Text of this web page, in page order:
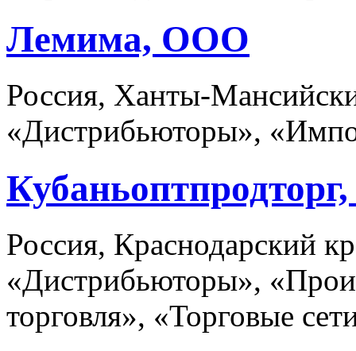
Лемима, ООО
Россия, Ханты-
«Дистрибьюторы»,
Россия, Краснодарский
«Дистрибьюторы»,
торговля», «Торговые